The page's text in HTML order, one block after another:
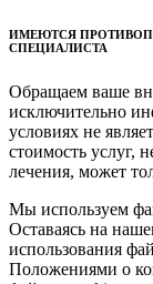
ИМЕЮТСЯ
СПЕЦИАЛИСТА
Обращаем ваше
исключительно
условиях не
стоимость услуг,
лечения, может
Мы используем
Оставаясь на
использования
Положениями о